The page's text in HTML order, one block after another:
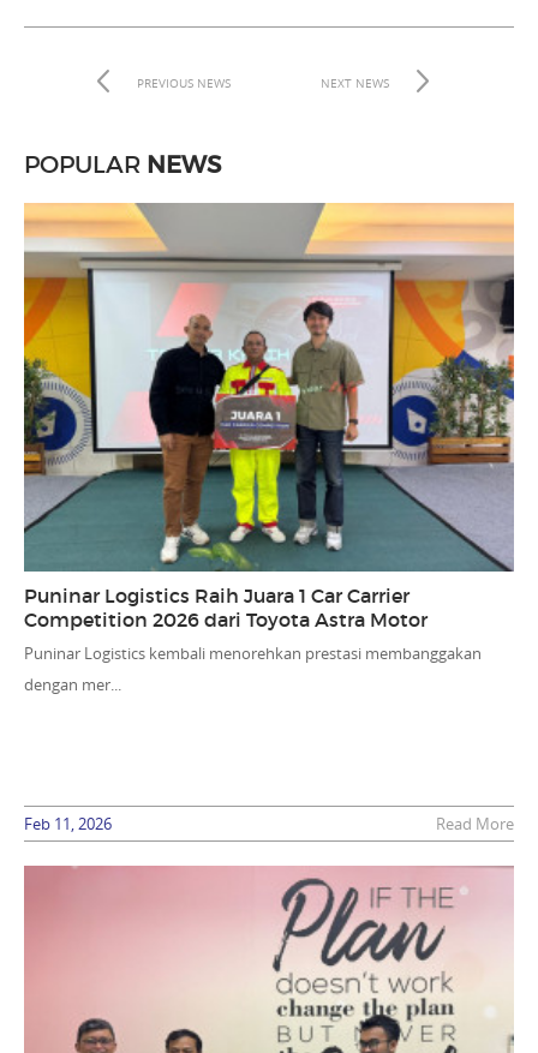
PREVIOUS NEWS NEXT NEWS
POPULAR NEWS
Puninar Logistics Raih Juara 1 Car Carrier
Competition 2026 dari Toyota Astra Motor
Puninar Logistics kembali menorehkan prestasi membanggakan
dengan mer...
Feb 11, 2026 Read More